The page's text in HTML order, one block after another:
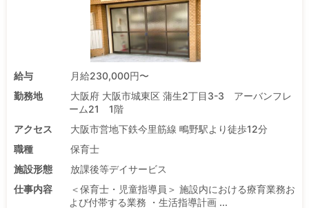
給与
月給230,000円〜
勤務地
大阪府 大阪市城東区 蒲生2丁目3-3 アーバンフレ
ーム21 1階
アクセス
大阪市営地下鉄今里筋線 鴫野駅より徒歩12分
職種
保育士
施設形態
放課後等デイサービス
仕事内容
＜保育士・児童指導員＞ 施設内における療育業務お
よび付帯する業務 ・生活指導計画 ...